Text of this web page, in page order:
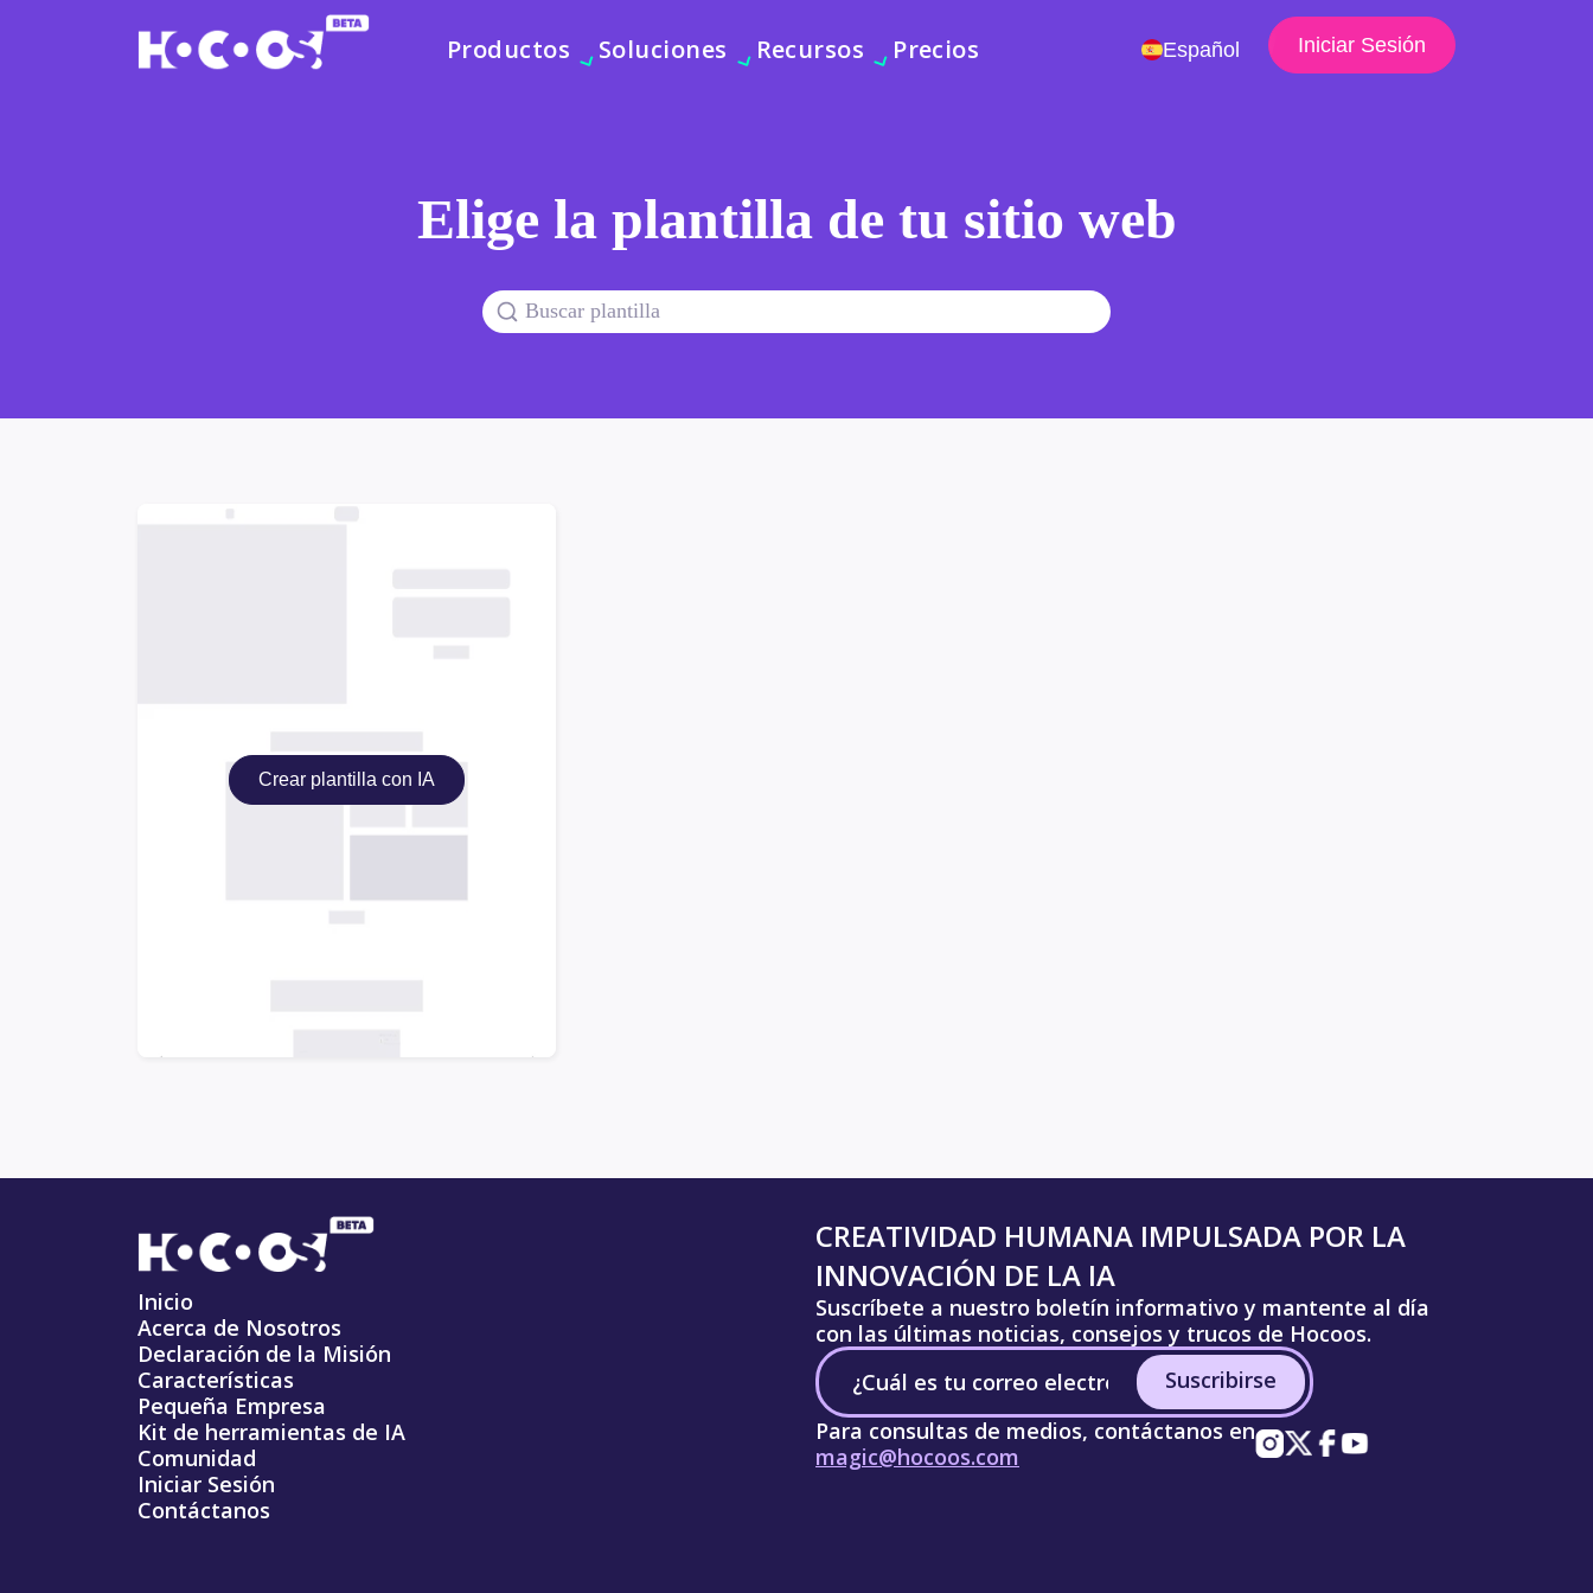
Productos Soluciones Recursos Precios Español Iniciar Sesión
Elige la plantilla de tu sitio web
Crear plantilla con IA
Inicio
Acerca de Nosotros
Declaración de la Misión
Características
Pequeña Empresa
Kit de herramientas de IA
Comunidad
Iniciar Sesión
Contáctanos
CREATIVIDAD HUMANA IMPULSADA POR LA
INNOVACIÓN DE LA IA
Suscríbete a nuestro boletín informativo y mantente al día
con las últimas noticias, consejos y trucos de Hocoos.
Suscribirse
Para consultas de medios, contáctanos en
magic@hocoos.com